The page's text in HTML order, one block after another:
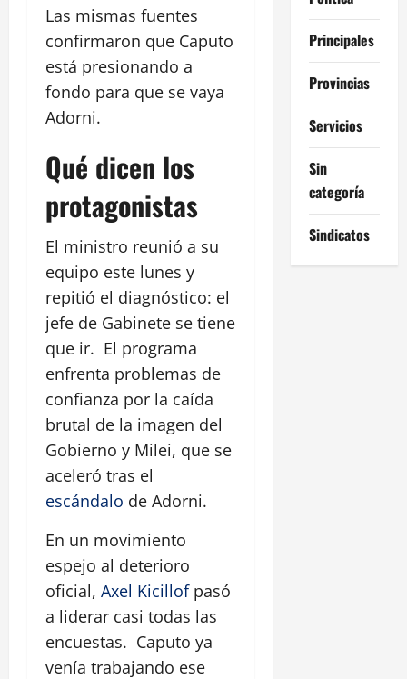
Las mismas fuentes
confirmaron que Caputo
está presionando a
fondo para que se vaya
Adorni.
Qué dicen los
protagonistas
El ministro reunió a su
equipo este lunes y
repitió el diagnóstico: el
jefe de Gabinete se tiene
que ir. El programa
enfrenta problemas de
confianza por la caída
brutal de la imagen del
Gobierno y Milei, que se
aceleró tras el
escándalo de Adorni.
En un movimiento
espejo al deterioro
oficial, Axel Kicillofpasó
a liderar casi todas las
encuestas. Caputo ya
venía trabajando ese
Principales
Provincias
Servicios
Sin
categoría
Sindicatos